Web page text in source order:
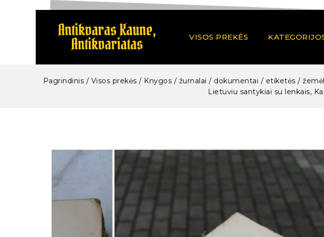
VISOS PREKĖS
Pagrindinis / Visos prekės / Knygos / žurnalai / dokumentai / etiketės /
Lietuviu santykiai su lenkais,